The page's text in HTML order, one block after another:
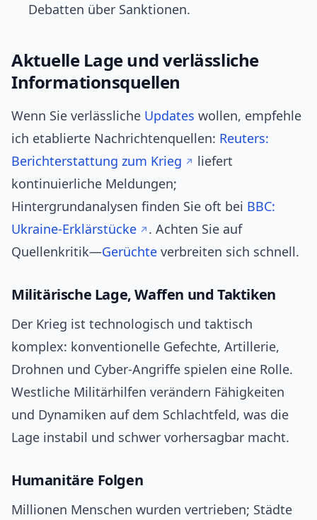
Debatten über Sanktionen.
Aktuelle Lage und verlässliche
Informationsquellen
Wenn Sie verlässliche Updates wollen, empfehle
ich etablierte Nachrichtenquellen: Reuters:
Berichterstattung zum Krieg
liefert
kontinuierliche Meldungen;
Hintergrundanalysen finden Sie oft bei BBC:
Ukraine‑Erklärstücke
. Achten Sie auf
Quellenkritik—Gerüchte verbreiten sich schnell.
Militärische Lage, Waffen und Taktiken
Der Krieg ist technologisch und taktisch
komplex: konventionelle Gefechte, Artillerie,
Drohnen und Cyber‑Angriffe spielen eine Rolle.
Westliche Militärhilfen verändern Fähigkeiten
und Dynamiken auf dem Schlachtfeld, was die
Lage instabil und schwer vorhersagbar macht.
Humanitäre Folgen
Millionen Menschen wurden vertrieben; Städte